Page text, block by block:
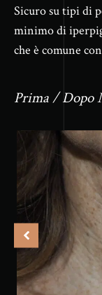
Sicuro su tipi di
minimo di
che è comune
Prima / Dopo